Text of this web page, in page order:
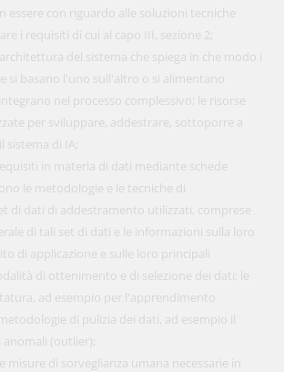
essere con riguardo alle soluzioni tecniche
i requisiti di cui al capo III, sezione 2;
del sistema che spiega in che modo i
si basano l'uno sull'altro o si alimentano
nel processo complessivo; le risorse
per sviluppare, addestrare, sottoporre a
sistema di IA;
in materia di dati mediante schede
le metodologie e le tecniche di
di dati di addestramento utilizzati, comprese
di tali set di dati e le informazioni sulla loro
di applicazione e sulle loro principali
di ottenimento e di selezione dei dati; le
ad esempio per l'apprendimento
di pulizia dei dati, ad esempio il
(outlier);
misure di sorveglianza umana necessarie in